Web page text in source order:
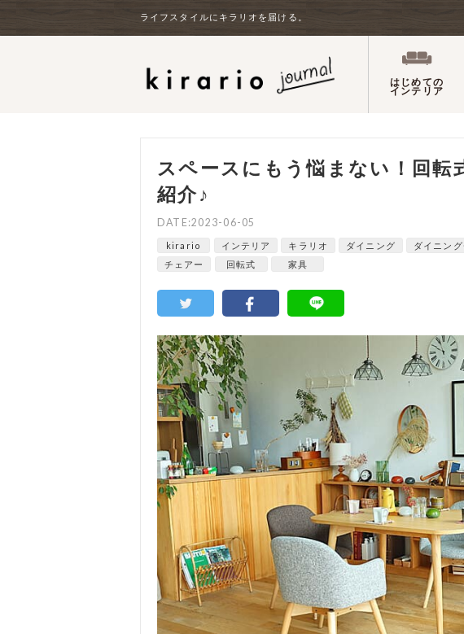
ライフスタイルにキラリオを届ける。
はじめての
インテリア
スペースにもう悩まない！回転
紹介♪
DATE:2023-06-05
kirario インテリア キラリオ ダイニング ダイニン
チェアー
回転式 家具